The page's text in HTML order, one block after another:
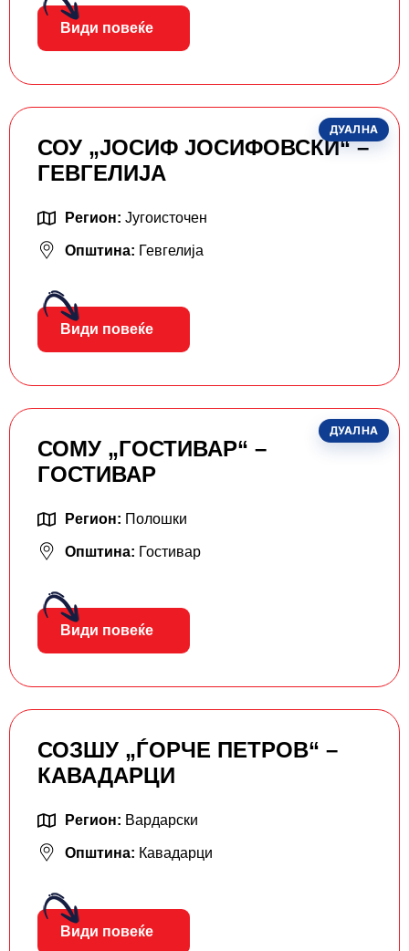
Види повеќе
ДУАЛНА
СОУ „ЈОСИФ ЈОСИФОВСКИ“ –
ГЕВГЕЛИЈА
Регион: Југоисточен
Општина: Гевгелија
Види повеќе
ДУАЛНА
СОМУ „ГОСТИВАР“ –
ГОСТИВАР
Регион: Полошки
Општина: Гостивар
Види повеќе
СОЗШУ „ЃОРЧЕ ПЕТРОВ“ –
КАВАДАРЦИ
Регион: Вардарски
Општина: Кавадарци
Види повеќе